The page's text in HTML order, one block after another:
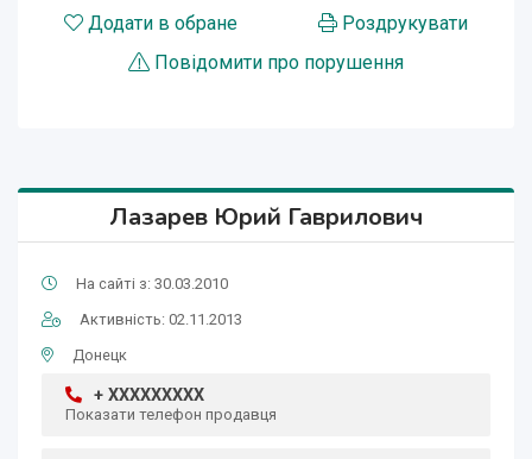
Додати в обране
Роздрукувати
Повідомити про порушення
Лазарев Юрий Гаврилович
На сайті з: 30.03.2010
Активність: 02.11.2013
Донецк
+ XXXXXXXXX
Показати телефон продавця